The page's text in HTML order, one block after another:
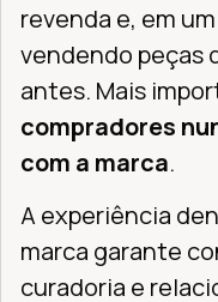
revenda e, em
vendendo peças
antes. Mais
compradores
com a marca.
A experiência
marca garante
curadoria e